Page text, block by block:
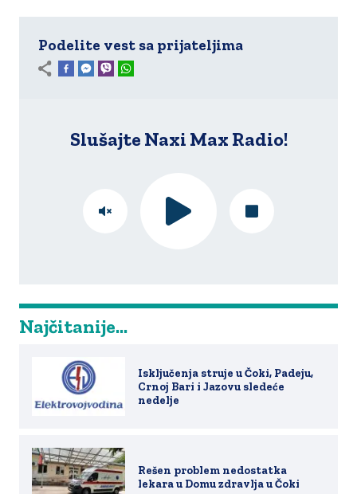
Podelite vest sa prijateljima
Slušajte Naxi Max Radio!
Najčitanije...
Isključenja struje u Čoki, Padeju,
Crnoj Bari i Jazovu sledeće
nedelje
Rešen problem nedostatka
lekara u Domu zdravlja u Čoki